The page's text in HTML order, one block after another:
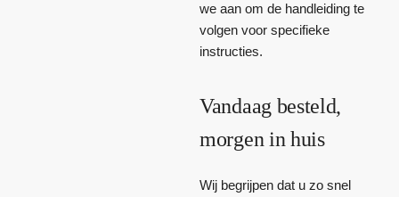
we aan om de handleiding te
volgen voor specifieke
instructies.
Vandaag besteld,
morgen in huis
Wij begrijpen dat u zo snel